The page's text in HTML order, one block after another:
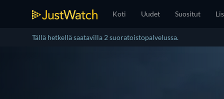
Koti Uudet Suositut
Tällä hetkellä saatavilla 2 suoratoistopalvelussa.